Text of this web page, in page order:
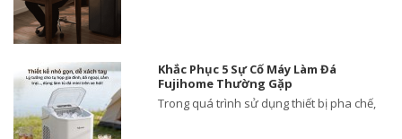
Khắc Phục 5 Sự Cố Máy Làm Đá
Fujihome Thường Gặp
Trong quá trình sử dụng thiết bị pha chế,